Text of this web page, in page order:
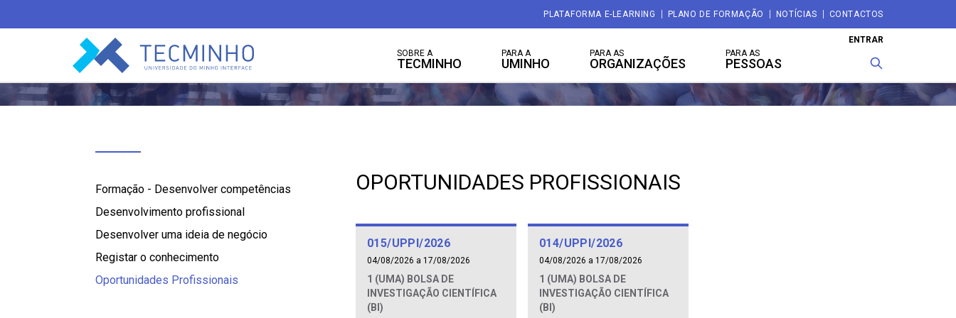
PLATAFORMA E-LEARNING PLANO DE FORMAÇÃO NOTÍCIAS CONTACTOS
TECMINHO
ENTRAR
SOBRE A
TECMINHO
PARA A
UMINHO
PARA AS
ORGANIZAÇÕES
PARA AS
PESSOAS
Formação - Desenvolver competências
Desenvolvimento profissional
Desenvolver uma ideia de negócio
Registar o conhecimento
Oportunidades Profissionais
OPORTUNIDADES PROFISSIONAIS
015/UPPI/2026
04/08/2026 a 17/08/2026
1 (UMA) BOLSA DE
INVESTIGAÇÃO CIENTÍFICA
(BI)
014/UPPI/2026
04/08/2026 a 17/08/2026
1 (UMA) BOLSA DE
INVESTIGAÇÃO CIENTÍFICA
(BI)